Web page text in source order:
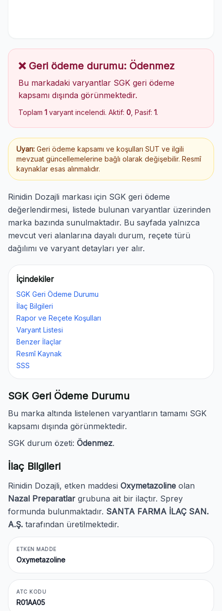
❌ Geri ödeme durumu: Ödenmez
Bu markadaki varyantlar SGK geri ödeme
kapsamı dışında görünmektedir.
Toplam 1 varyant incelendi. Aktif: 0 , Pasif: 1.
Uyarı: Geri ödeme kapsamı ve koşulları SUT ve ilgili
mevzuat güncellemelerine bağlı olarak değişebilir. Resmî
kaynaklar esas alınmalıdır.
Rinidin Dozajli markası için SGK geri ödeme
değerlendirmesi, listede bulunan varyantlar üzerinden
marka bazında sunulmaktadır. Bu sayfada yalnızca
mevcut veri alanlarına dayalı durum, reçete türü
dağılımı ve varyant detayları yer alır.
İçindekiler
SGK Geri Ödeme Durumu
İlaç Bilgileri
Rapor ve Reçete Koşulları
Varyant Listesi
Benzer İlaçlar
Resmî Kaynak
SSS
SGK Geri Ödeme Durumu
Bu marka altında listelenen varyantların tamamı SGK
kapsamı dışında görünmektedir.
SGK durum özeti: Ödenmez.
İlaç Bilgileri
Rinidin Dozajli, etken maddesi Oxymetazoline olan
Nazal Preparatlar grubuna ait bir ilaçtır. Sprey
formunda bulunmaktadır. SANTA FARMA İLAÇ SAN.
A.Ş. tarafından üretilmektedir.
ETKEN MADDE
Oxymetazoline
ATC KODU
R01AA05